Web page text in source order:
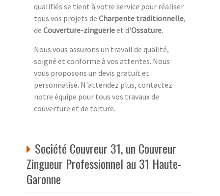
qualifiés se tient à votre service pour réaliser
tous vos projets de Charpente traditionnelle,
de Couverture-zinguerieet d'Ossature.
Nous vous assurons un travail de qualité,
soigné et conforme à vos attentes. Nous
vous proposons un devis gratuit et
personnalisé. N'attendez plus, contactez
notre équipe pour tous vos travaux de
couverture et de toiture.
Société Couvreur 31, un Couvreur
Zingueur Professionnel au 31 Haute-
Garonne